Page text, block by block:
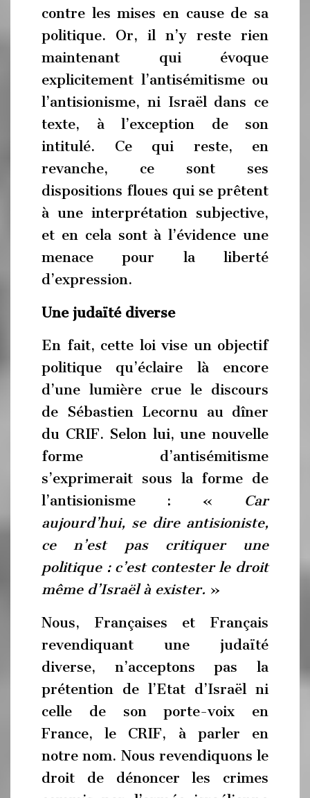
contre les mises en cause de sa
politique. Or, il n’y reste rien
maintenant qui évoque
explicitement l’antisémitisme ou
l’antisionisme, ni Israël dans ce
texte, à l’exception de son
intitulé. Ce qui reste, en
revanche, ce sont ses
dispositions floues qui se prêtent
à une interprétation subjective,
et en cela sont à l’évidence une
menace pour la liberté
d’expression.
Une judaïté diverse
En fait, cette loi vise un objectif
politique qu’éclaire là encore
d’une lumière crue le discours
de Sébastien Lecornu au dîner
du CRIF. Selon lui, une nouvelle
forme d’antisémitisme
s’exprimerait sous la forme de
l’antisionisme : « Car
aujourd’hui, se dire antisioniste,
ce n’est pas critiquer une
politique : c’est contester le droit
même d’Israël à exister. »
Nous, Françaises et Français
revendiquant une judaïté
diverse, n’acceptons pas la
prétention de l’Etat d’Israël ni
celle de son porte-voix en
France, le CRIF, à parler en
notre nom. Nous revendiquons le
droit de dénoncer les crimes